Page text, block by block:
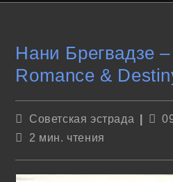
Нани Брегвадзе
Romance &
Рубрика
Советская эстрада
Время2 мин. чтения